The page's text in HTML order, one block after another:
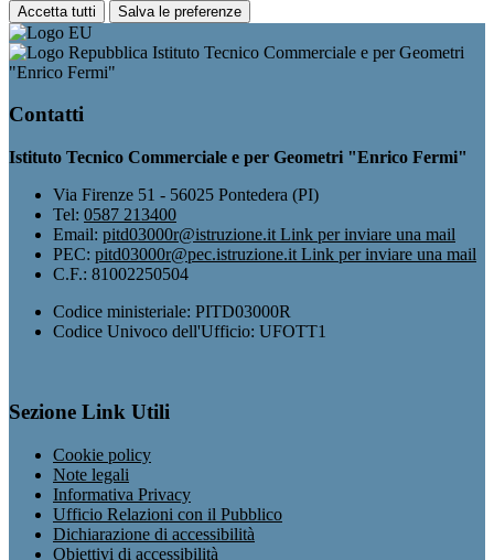
Accetta tutti Salva le preferenze
Istituto Tecnico Commerciale e per Geometri
"Enrico Fermi"
Contatti
Istituto Tecnico Commerciale e per Geometri "Enrico Fermi"
Via Firenze 51 - 56025 Pontedera (PI)
Tel: 0587 213400
Email: pitd03000r@istruzione.it Link per inviare una mail
PEC: pitd03000r@pec.istruzione.it Link per inviare una mail
C.F.: 81002250504
Codice ministeriale: PITD03000R
Codice Univoco dell'Ufficio: UFOTT1
Sezione Link Utili
Cookie policy
Note legali
Informativa Privacy
Ufficio Relazioni con il Pubblico
Dichiarazione di accessibilità
Obiettivi di accessibilità